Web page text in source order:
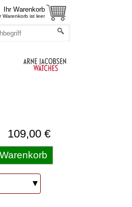
Ihr Warenkorb
Warenkorb ist leer
109,00 €